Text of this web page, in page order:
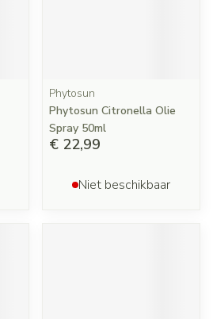
Phytosun
Phytosun Citronella Olie
Spray 50ml
€ 22,99
Niet beschikbaar